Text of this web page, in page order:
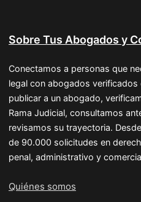
Sobre Tus Abogados y
Conectamos a personas que
legal con abogados
publicar a un abogado,
Rama Judicial, consultamos
revisamos su trayectoria.
de 90.000 solicitudes en
penal, administrativo y
Quiénes somos